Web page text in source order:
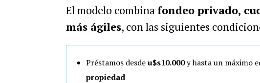
El modelo combina fondeo privado,
más ágiles, con las siguientes
Préstamos desdeu$s10.000y hasta un máximo
propiedad